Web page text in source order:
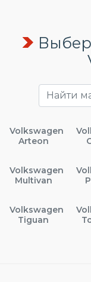
Volkswagen
Arteon
Volkswagen
Multivan
Volkswagen
Tiguan